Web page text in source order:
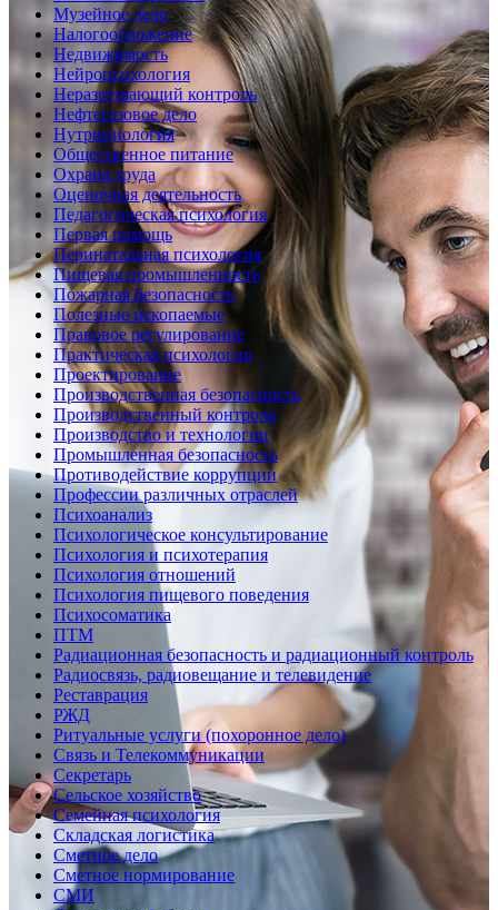
Музейное дело
Налогообложение
Недвижимость
Нейропсихология
Неразрушающий контроль
Нефтегазовое дело
Нутрициология
Общественное питание
Охрана труда
Оценочная деятельность
Педагогическая психология
Первая помощь
Перинатальная психология
Пищевая промышленность
Пожарная безопасность
Полезные ископаемые
Правовое регулирование
Практическая психология
Проектирование
Производственная безопасность
Производственный контроль
Производство и технологии
Промышленная безопасность
Противодействие коррупции
Профессии различных отраслей
Психоанализ
Психологическое консультирование
Психология и психотерапия
Психология отношений
Психология пищевого поведения
Психосоматика
ПТМ
Радиационная безопасность и радиационный контроль
Радиосвязь, радиовещание и телевидение
Реставрация
РЖД
Ритуальные услуги (похоронное дело)
Связь и Телекоммуникации
Секретарь
Сельское хозяйство
Семейная психология
Складская логистика
Сметное дело
Сметное нормирование
СМИ